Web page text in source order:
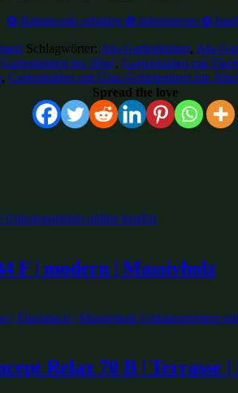
✿ Rabattcode erhalten ✿ informieren ✿
Schlagwörter: Alu-Gartenhütten, Alu-
Gartenhütten bis 30m², Gartenhütten mit
, Gartenhütten mit Glas-Schiebetüren bis
Spread the love
F | modern | Massivholz
Relax 70 B | Terrasse |